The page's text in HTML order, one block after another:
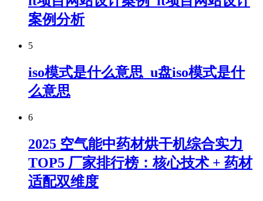
案例分析
5
iso模式是什么意思_u盘iso模式是什
么意思
6
2025 空气能中药材烘干机综合实力
TOP5 厂家排行榜：核心技术 + 药材
适配双维度